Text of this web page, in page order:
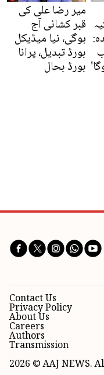
میر رضا علی کی
قبر کشائی آج
ہوگی، نیا میڈیکل
بورڈ تبدیل، پرانا
بورڈ بحال
Contact Us
Privacy Policy
About Us
Careers
Authors
Transmission
2026 © AAJ NEWS.